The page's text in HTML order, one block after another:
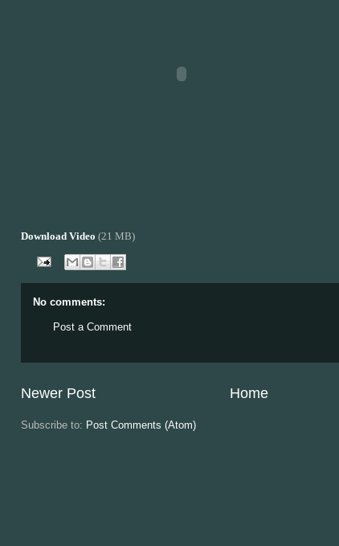
Download Video (21 MB)
No comments:
Post a Comment
Newer Post Home
Subscribe to: Post Comments (Atom)